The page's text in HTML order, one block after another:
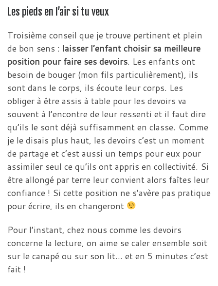
Les pieds en l’air si tu veux
Troisième conseil que je trouve pertinent et plein
de bon sens : laisser l’enfant choisir sa meilleure
position pour faire ses devoirs. Les enfants ont
besoin de bouger (mon fils particulièrement), ils
sont dans le corps, ils écoute leur corps. Les
obliger à être assis à table pour les devoirs va
souvent à l’encontre de leur ressenti et il faut dire
qu’ils le sont déjà suffisamment en classe. Comme
je le disais plus haut, les devoirs c’est un moment
de partage et c’est aussi un temps pour eux pour
assimiler seul ce qu’ils ont appris en collectivité. Si
être allongé par terre leur convient alors faîtes leur
confiance ! Si cette position ne s’avère pas pratique
pour écrire, ils en changeront
Pour l’instant, chez nous comme les devoirs
concerne la lecture, on aime se caler ensemble soit
sur le canapé ou sur son lit… et en 5 minutes c’est
fait !